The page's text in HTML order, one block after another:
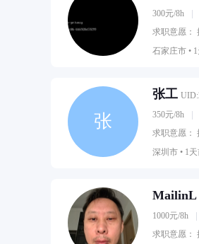
300元/8h
求职意愿：
石家庄市 •
张
张工
350元/8h
求职意愿：
深圳市 • 1
MailinL
1000元/8h
求职意愿：